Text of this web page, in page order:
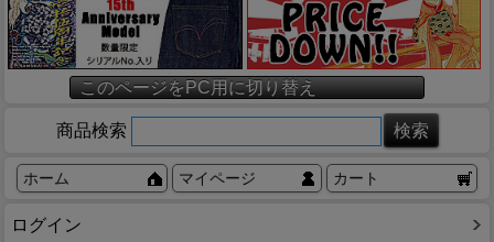
このページをPC用に切り替え
商品検索
ホーム マイページ カート
ログイン